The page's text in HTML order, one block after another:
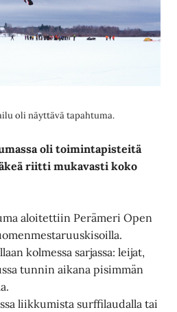
oli näyttävä tapahtuma.
oli toimintapisteitä
riitti mukavasti koko
aloitettiin Perämeri Open
kolmessa sarjassa: leijat,
tunnin aikana pisimmän
liikkumista surffilaudalla tai